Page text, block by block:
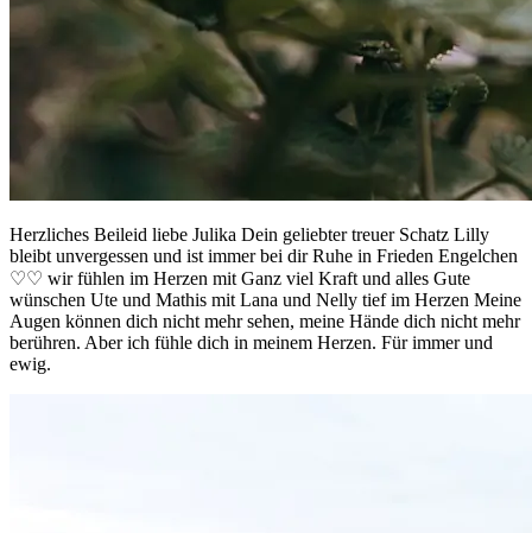
Herzliches Beileid liebe Julika Dein geliebter treuer Schatz Lilly
bleibt unvergessen und ist immer bei dir Ruhe in Frieden Engelchen
♡♡ wir fühlen im Herzen mit Ganz viel Kraft und alles Gute
wünschen Ute und Mathis mit Lana und Nelly tief im Herzen Meine
Augen können dich nicht mehr sehen, meine Hände dich nicht mehr
berühren. Aber ich fühle dich in meinem Herzen. Für immer und
ewig.